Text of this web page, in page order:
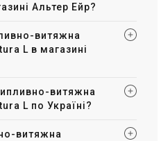
Альтер Ейр?
витяжна
L в магазині
витяжна
L по Україні?
витяжна